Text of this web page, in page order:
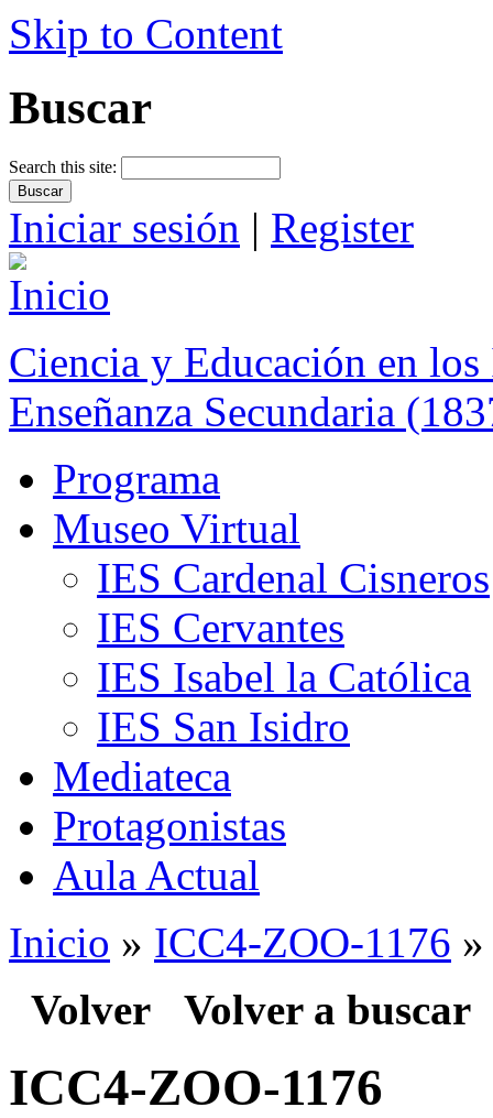
Skip to Content
Buscar
Search this site:
Iniciar sesión | Register
Ciencia y Educación en
Enseñanza Secundaria
Programa
Museo Virtual
IES Cardenal Cisneros
IES Cervantes
IES Isabel la Católica
IES San Isidro
Mediateca
Protagonistas
Aula Actual
Inicio » ICC4-ZOO-1176
Volver Volver a buscar
ICC4-ZOO-1176